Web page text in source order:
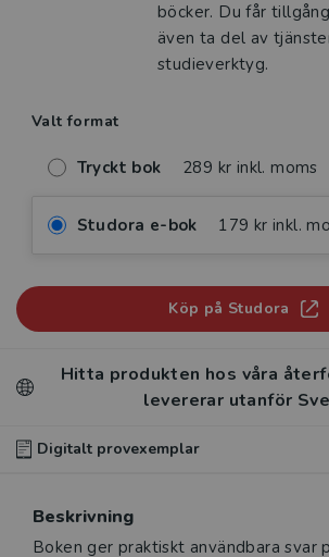
böcker. Du får
även ta del av
studieverktyg.
Valt format
Tryckt bok 289 kr inkl. moms
Studora e-bok 179 kr inkl.
Köp på Studora
Hitta produkten hos våra
levererar utanför
Digitalt provexemplar
digitalt provexemplar av den här
Beskrivning
Beskrivning
Boken ger praktiskt användbara svar